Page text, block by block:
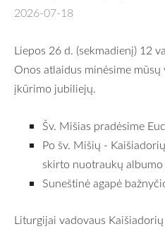
2026-07-18
Liepos 26 d. (sekmadienį) 12
Onos atlaidus minėsime
įkūrimo jubiliejų.
Šv. Mišias pradėsime
Po šv. Mišių -
skirto nuotraukų
Suneštinė agapė
Liturgijai vadovaus